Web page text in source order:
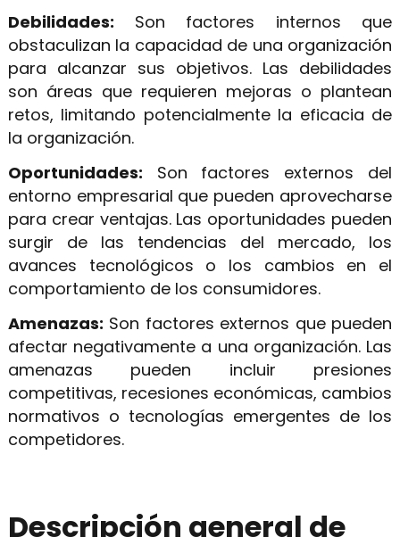
Debilidades: Son factores internos que
obstaculizan la capacidad de una organización
para alcanzar sus objetivos. Las debilidades
son áreas que requieren mejoras o plantean
retos, limitando potencialmente la eficacia de
la organización.
Oportunidades: Son factores externos del
entorno empresarial que pueden aprovecharse
para crear ventajas. Las oportunidades pueden
surgir de las tendencias del mercado, los
avances tecnológicos o los cambios en el
comportamiento de los consumidores.
Amenazas: Son factores externos que pueden
afectar negativamente a una organización. Las
amenazas pueden incluir presiones
competitivas, recesiones económicas, cambios
normativos o tecnologías emergentes de los
competidores.
Descripción general de